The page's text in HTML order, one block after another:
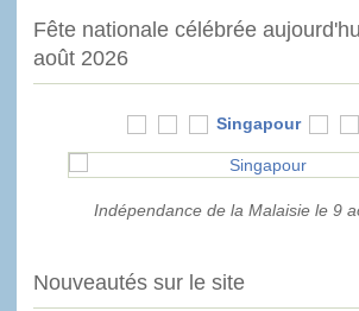
Fête nationale célébrée
août 2026
Singapour
Indépendance de la Malaisie le 9
Nouveautés sur le site